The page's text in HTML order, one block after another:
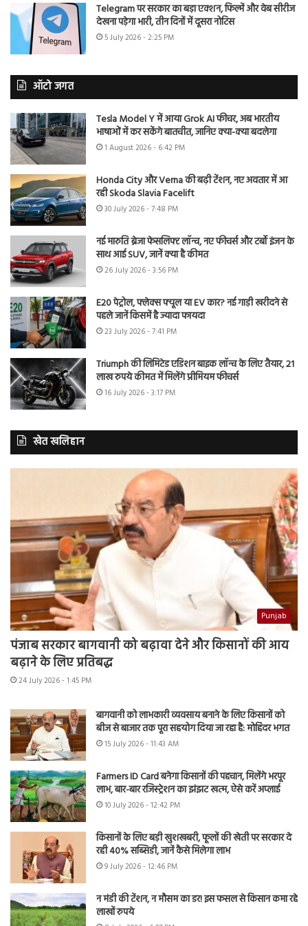
Telegram पर सरकार का बड़ा एक्शन, फिल्में और वेब सीरीज
देखना पड़ेगा भारी, तीन दिनों में दूसरा नोटिस
5 July 2026 - 2:25 PM
ऑटो जगत
Tesla Model Y में आया Grok AI फीचर, अब भारतीय
भाषाओं में कर सकेंगे बातचीत, जानिए क्या-क्या बदलेगा
1 August 2026 - 6:42 PM
Honda City और Verna की बढ़ी टेंशन, नए अवतार में आ
रही Skoda Slavia Facelift
30 July 2026 - 7:48 PM
नई मारुति ब्रेजा फेसलिफ्ट लॉन्च, नए फीचर्स और टर्बो इंजन के
साथ आई SUV, जानें क्या है कीमत
26 July 2026 - 3:56 PM
E20 पेट्रोल, फ्लेक्स फ्यूल या EV कार? नई गाड़ी खरीदने से
पहले जानें किसमें है ज्यादा फायदा
23 July 2026 - 7:41 PM
Triumph की लिमिटेड एडिशन बाइक लॉन्च के लिए तैयार, 21
लाख रुपये कीमत में मिलेंगे प्रीमियम फीचर्स
16 July 2026 - 3:17 PM
खेत खलिहान
Punjab
पंजाब सरकार बागवानी को बढ़ावा देने और किसानों की आय
बढ़ाने के लिए प्रतिबद्ध
24 July 2026 - 1:45 PM
बागवानी को लाभकारी व्यवसाय बनाने के लिए किसानों को
बीज से बाजार तक पूरा सहयोग दिया जा रहा है: मोहिंदर भगत
15 July 2026 - 11:43 AM
Farmers ID Card बनेगा किसानों की पहचान, मिलेंगे भरपूर
लाभ, बार-बार रजिस्ट्रेशन का झंझट खत्म, ऐसे करें अप्लाई
10 July 2026 - 12:42 PM
किसानों के लिए बड़ी खुशखबरी, फूलों की खेती पर सरकार दे
रही 40% सब्सिडी, जानें कैसे मिलेगा लाभ
9 July 2026 - 12:46 PM
न मंडी की टेंशन, न मौसम का डर! इस फसल से किसान कमा रहे
लाखों रुपये